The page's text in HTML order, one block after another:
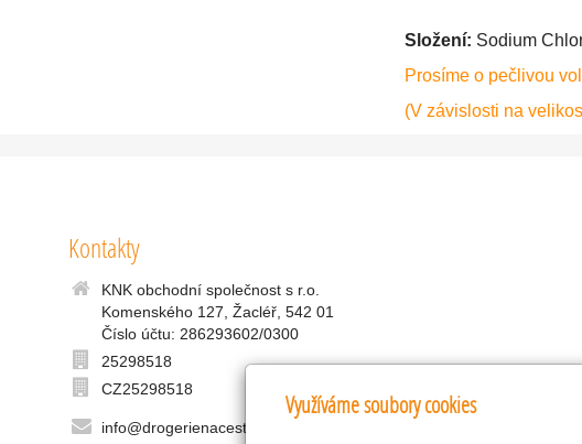
Složení: Sodium
Prosíme o pečlivou
(V závislosti na
Kontakty
KNK obchodní společnost s r.o.
Komenského 127, Žacléř, 542 01
Číslo účtu: 286293602/0300
25298518
CZ25298518
info@drogerienacestach.cz
Využíváme soubory cookies